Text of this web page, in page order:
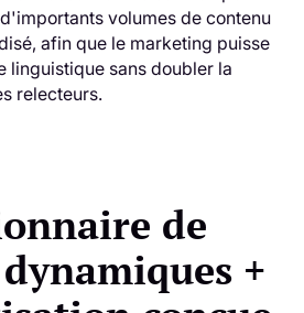
volumes de contenu
afin que le marketing puisse
linguistique sans doubler la
relecteurs.
de
+